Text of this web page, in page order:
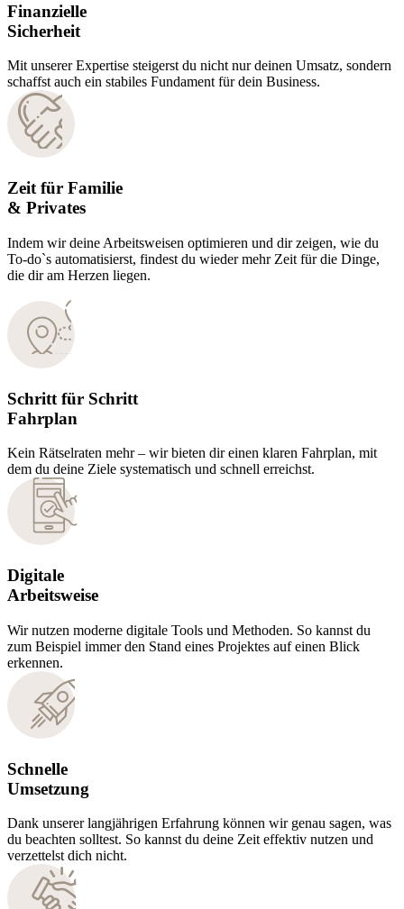
Finanzielle
Sicherheit
Mit unserer Expertise steigerst du nicht nur deinen Umsatz, sondern
schaffst auch ein stabiles Fundament für dein Business.
Zeit für Familie
& Privates
Indem wir deine Arbeitsweisen optimieren und dir zeigen, wie du
To-do`s automatisierst, findest du wieder mehr Zeit für die Dinge,
die dir am Herzen liegen.
Schritt für Schritt
Fahrplan
Kein Rätselraten mehr – wir bieten dir einen klaren Fahrplan, mit
dem du deine Ziele systematisch und schnell erreichst.
Digitale
Arbeitsweise
Wir nutzen moderne digitale Tools und Methoden. So kannst du
zum Beispiel immer den Stand eines Projektes auf einen Blick
erkennen.
Schnelle
Umsetzung
Dank unserer langjährigen Erfahrung können wir genau sagen, was
du beachten solltest. So kannst du deine Zeit effektiv nutzen und
verzettelst dich nicht.